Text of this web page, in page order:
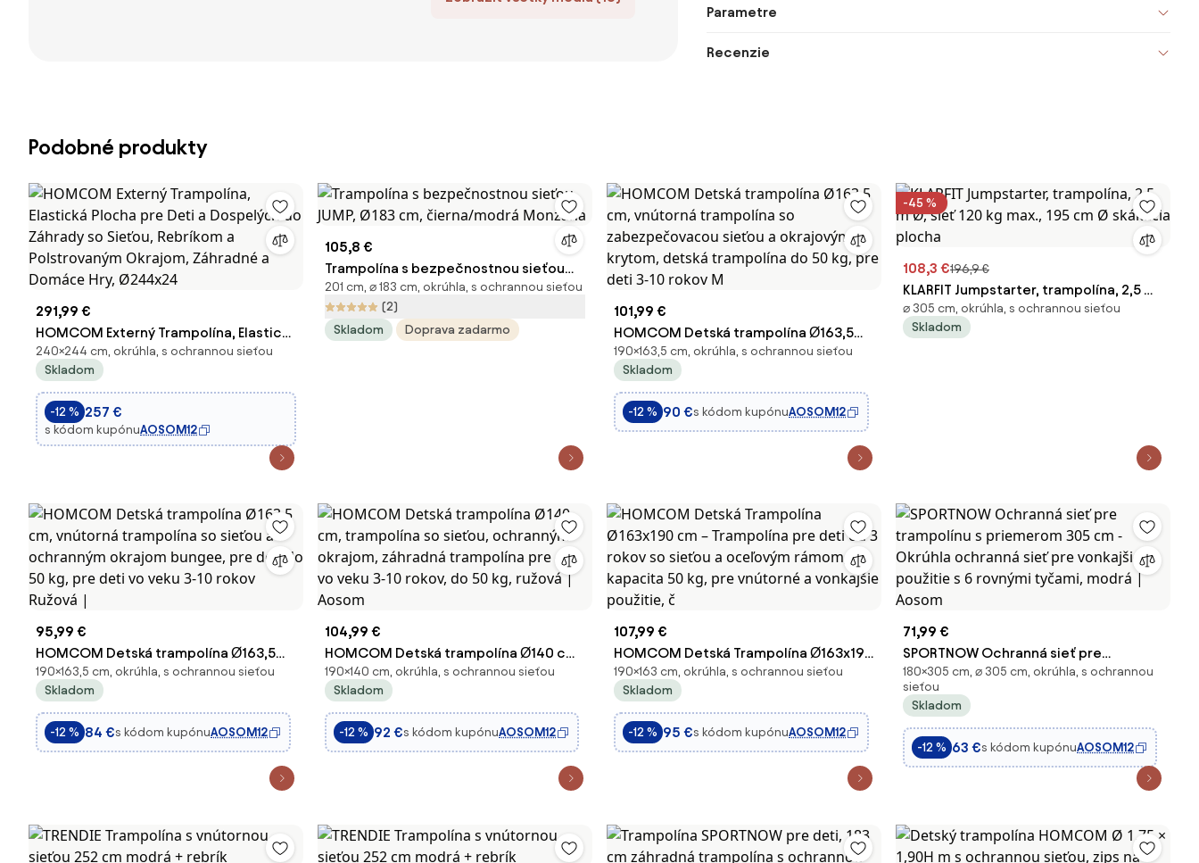
Parametre
Recenzie
Podobné produkty
291,99 €
HOMCOM Externý Trampolína, Elastická
Plocha pre Deti a Dospelých do
Záhrady so Sieťou, Rebríkom a
Polstrovaným Okrajom, Záhradné a
Domáce Hry, Ø244x24
240×244 cm, okrúhla, s ochrannou sieťou
Skladom
-12 % 257 €
s kódom kupónuAOSOM12
105,8 €
Trampolína s bezpečnostnou sieťou
JUMP, Ø183 cm, čierna/modrá Monzana
201 cm, ⌀ 183 cm, okrúhla, s ochrannou sieťou
(2)
Skladom
Doprava zadarmo
101,99 €
HOMCOM Detská trampolína Ø163,5
cm, vnútorná trampolína so
zabezpečovacou sieťou a okrajovým
krytom, detská trampolína do 50 kg,
pre deti 3-10 rokov M
190×163,5 cm, okrúhla, s ochrannou sieťou
Skladom
-12 % 90 €s kódom kupónuAOSOM12
-45 %
108,3 €196,9 €
KLARFIT Jumpstarter, trampolína, 2,5 m
Ø, sieť 120 kg max., 195 cm Ø skákacia
plocha
⌀ 305 cm, okrúhla, s ochrannou sieťou
Skladom
95,99 €
HOMCOM Detská trampolína Ø163,5
cm, vnútorná trampolína so sieťou a
ochranným okrajom bungee, pre deti
do 50 kg, pre deti vo veku 3-10 rokov
Ružová |
190×163,5 cm, okrúhla, s ochrannou sieťou
Skladom
-12 % 84 €s kódom kupónuAOSOM12
104,99 €
HOMCOM Detská trampolína Ø140 cm,
trampolína so sieťou, ochranným
okrajom, záhradná trampolína pre deti
vo veku 3-10 rokov, do 50 kg, ružová |
Aosom
190×140 cm, okrúhla, s ochrannou sieťou
Skladom
-12 % 92 €s kódom kupónuAOSOM12
107,99 €
HOMCOM Detská Trampolína Ø163x190
cm – Trampolína pre deti od 3 rokov so
sieťou a oceľovým rámom, kapacita 50
kg, pre vnútorné a vonkajšie použitie, č
190×163 cm, okrúhla, s ochrannou sieťou
Skladom
-12 % 95 €s kódom kupónuAOSOM12
71,99 €
SPORTNOW Ochranná sieť pre
trampolínu s priemerom 305 cm -
Okrúhla ochranná sieť pre vonkajšie
použitie s 6 rovnými tyčami, modrá |
Aosom
180×305 cm, ⌀ 305 cm, okrúhla, s ochrannou
sieťou
Skladom
-12 % 63 €s kódom kupónuAOSOM12